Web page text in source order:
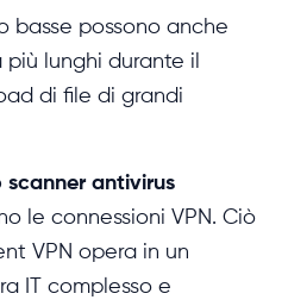
basse possono anche
lunghi durante il
di file di grandi
antivirus
le connessioni VPN. Ciò
VPN opera in un
IT complesso e